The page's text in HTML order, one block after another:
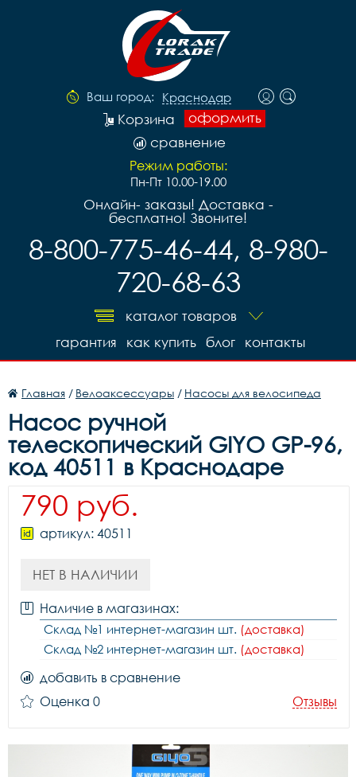
Ваш город: Краснодар
оформить
Корзина
сравнение
Режим работы:
Пн-Пт 10.00-19.00
Онлайн- заказы! Доставка -
бесплатно! Звоните!
8-800-775-46-44, 8-980-
720-68-63
каталог товаров
контакты
блог
как купить
гарантия
Главная / Велоаксессуары / Насосы для велосипеда
Насос ручной
телескопический GIYO GP-96,
код 40511 в Краснодаре
790 руб.
артикул: 40511
НЕТ В НАЛИЧИИ
Наличие в магазинах:
Склад №1 интернет-магазин шт. (доставка)
Склад №2 интернет-магазин шт. (доставка)
добавить в сравнение
Оценка 0
Отзывы